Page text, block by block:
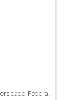
Federal